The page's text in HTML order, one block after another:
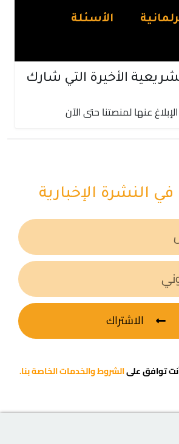
الأسئلة
الأخيرة التي شارك
عنها لمنصتنا حتى الآن
النشرة الإخبارية
الاشتراك
توافق علىالشروط والخدمات الخاصة بنا.